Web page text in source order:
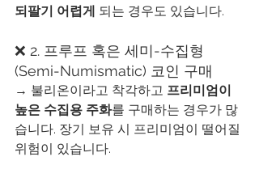
되팔기 어렵게 되는 경우도 있습니다.
❌ 2. 프루프 혹은 세미-수집형
(Semi-Numismatic) 코인 구매
→ 불리온이라고 착각하고 프리미엄이
높은 수집용 주화를 구매하는 경우가 많
습니다. 장기 보유 시 프리미엄이 떨어질
위험이 있습니다.